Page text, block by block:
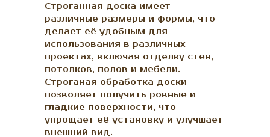
Строганная доска имеет
различные размеры и формы, что
делает её удобным для
использования в различных
проектах, включая отделку стен,
потолков, полов и мебели.
Строганая обработка доски
позволяет получить ровные и
гладкие поверхности, что
упрощает её установку и улучшает
внешний вид.